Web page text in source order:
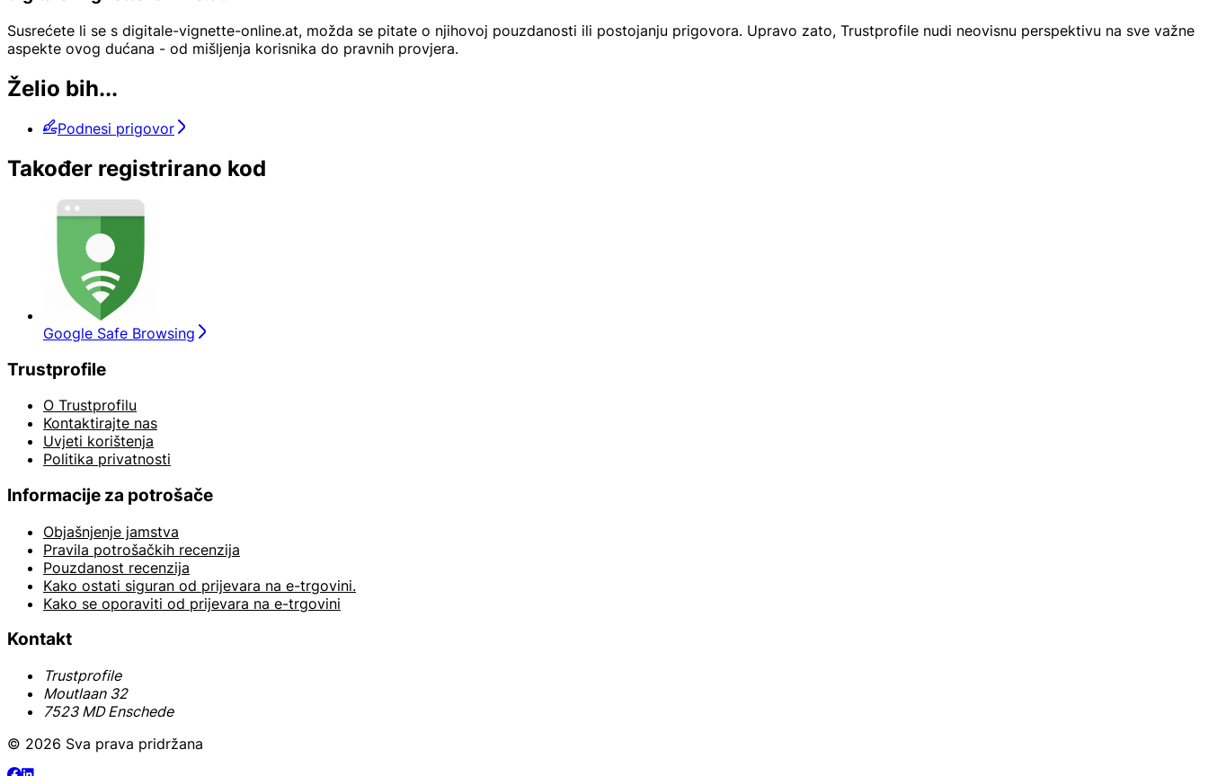
Susrećete li se s digitale-vignette-online.at, možda se pitate o njihovoj pouzdanosti ili postojanju prigovora. Upravo zato, Trustprofile nudi neovisnu perspektivu na sve važne
aspekte ovog dućana - od mišljenja korisnika do pravnih provjera.
Želio bih...
Podnesi prigovor
Također registrirano kod
Google Safe Browsing
Trustprofile
O Trustprofilu
Kontaktirajte nas
Uvjeti korištenja
Politika privatnosti
Informacije za potrošače
Objašnjenje jamstva
Pravila potrošačkih recenzija
Pouzdanost recenzija
Kako ostati siguran od prijevara na e-trgovini.
Kako se oporaviti od prijevara na e-trgovini
Kontakt
Trustprofile
Moutlaan 32
7523 MD Enschede
© 2026 Sva prava pridržana